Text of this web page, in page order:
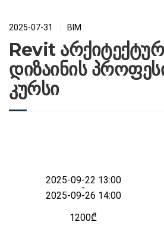
2025-07-31 BIM
Revit
დიზაინის
კურსი
2025-09-22 13:00
-
2025-09-26 14:00
1200₾